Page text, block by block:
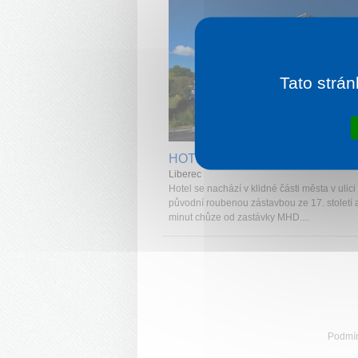
HOTEL PYTLOUN TRAVEL
Liberec
Hotel se nachází v klidné části města v ulici
původní roubenou zástavbou ze 17. století
minut chůze od zastávky MHD....
Tato